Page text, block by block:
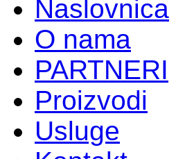
Naslovnica
O nama
PARTNERI
Proizvodi
Usluge